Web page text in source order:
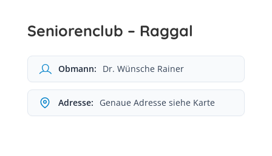
Seniorenclub – Raggal
Obmann: Dr. Wünsche Rainer
Adresse: Genaue Adresse siehe Karte